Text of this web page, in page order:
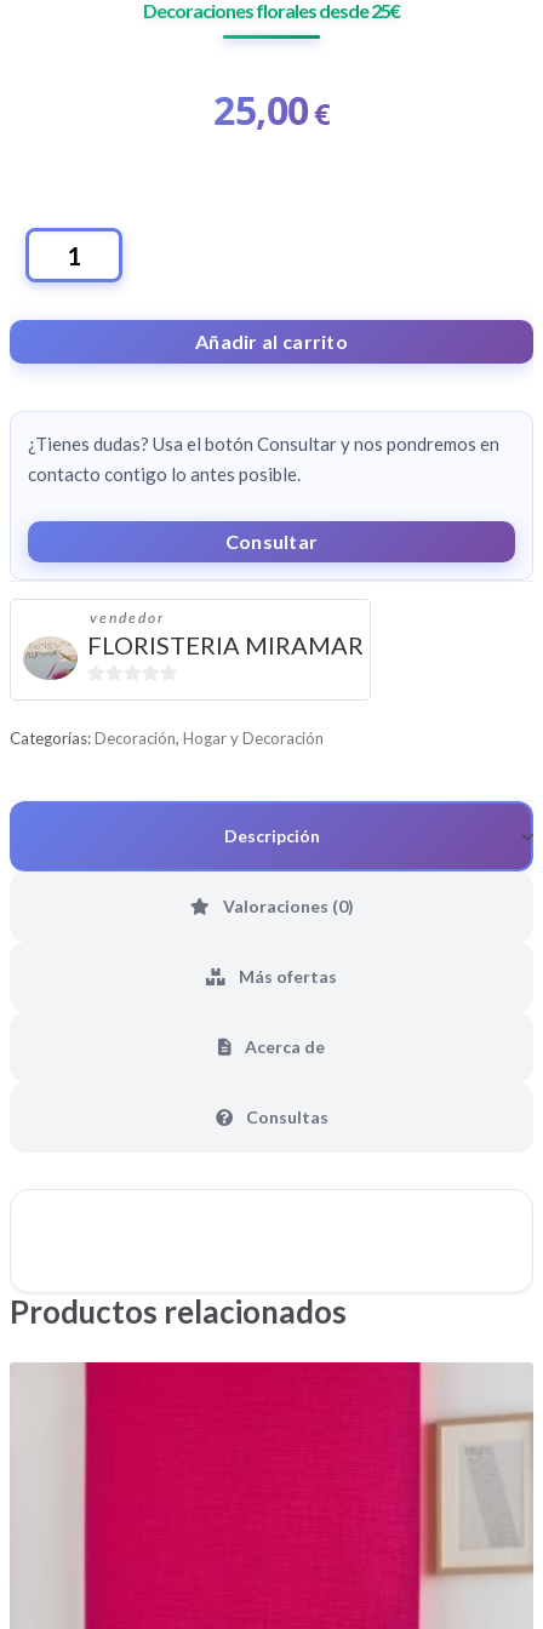
Decoraciones florales desde 25€
25,00€
DECORACIONES
DESDE
25€
Añadir al carrito
¿Tienes dudas? Usa el botón Consultar y nos pondremos en
contacto contigo lo antes posible.
Consultar
vendedor
FLORISTERIA MIRAMAR
0
e
Categorías:Decoración, Hogar y Decoración
Descripción
Valoraciones (0)
Más ofertas
Acerca de
Consultas
Productos relacionados